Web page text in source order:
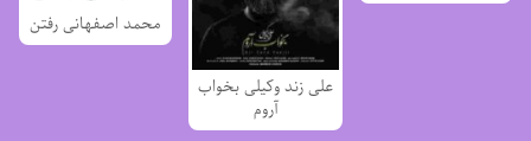
علی زند وکیلی بخواب
آروم
محمد اصفهانی رفتن